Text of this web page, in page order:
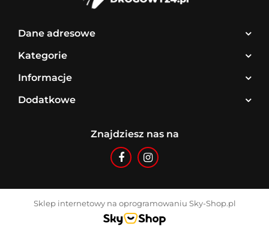
Dane adresowe
Kategorie
Informacje
Dodatkowe
Znajdziesz nas na
Sklep internetowy na oprogramowaniu Sky-Shop.pl